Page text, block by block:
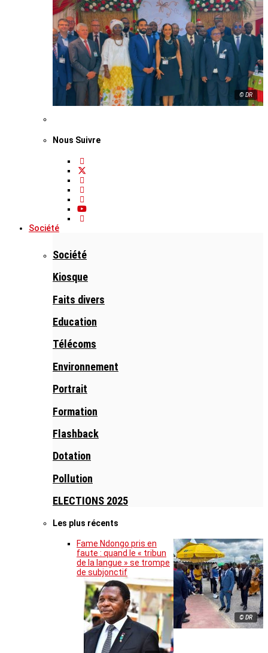
© DR
Nous Suivre
Société
Société
Kiosque
Faits divers
Education
Télécoms
Environnement
Portrait
Formation
Flashback
Dotation
Pollution
ELECTIONS 2025
Les plus récents
© DR
Fame Ndongo pris en
faute : quand le « tribun
de la langue » se trompe
de subjonctif